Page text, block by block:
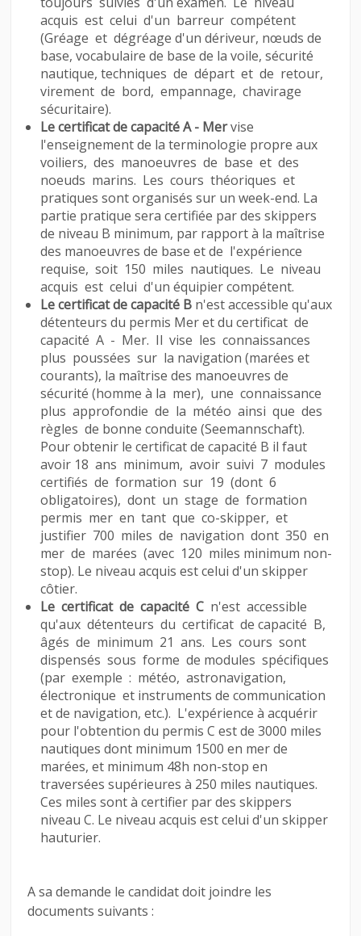
acquis est celui d'un barreur compétent
(Gréage et dégréage d'un dériveur, nœuds de
base, vocabulaire de base de la voile, sécurité
nautique, techniques de départ et de retour,
virement de bord, empannage, chavirage
sécuritaire).
Le certificat de capacité A - Mervise
l'enseignement de la terminologie propre aux
voiliers, des manoeuvres de base et des
noeuds marins. Les cours théoriques et
pratiques sont organisés sur un week-end. La
partie pratique sera certifiée par des skippers
de niveau B minimum, par rapport à la maîtrise
des manoeuvres de base et de l'expérience
requise, soit 150 miles nautiques. Le niveau
acquis est celui d'un équipier compétent.
Le certificat de capacité Bn'est accessible qu'aux
détenteurs du permis Mer et du certificat de
capacité A - Mer. Il vise les connaissances
plus poussées sur la navigation (marées et
courants), la maîtrise des manoeuvres de
sécurité (homme à la mer), une connaissance
plus approfondie de la météo ainsi que des
règles de bonne conduite (Seemannschaft).
Pour obtenir le certificat de capacité B il faut
avoir 18 ans minimum, avoir suivi 7 modules
certifiés de formation sur 19 (dont 6
obligatoires), dont un stage de formation
permis mer en tant que co-skipper, et
justifier 700 miles de navigation dont 350 en
mer de marées (avec 120 miles minimum non-
stop). Le niveau acquis est celui d'un skipper
côtier.
Le certificat de capacité Cn'est accessible
qu'aux détenteurs du certificat de capacité B,
âgés de minimum 21 ans. Les cours sont
dispensés sous forme de modules spécifiques
(par exemple : météo, astronavigation,
électronique et instruments de communication
et de navigation, etc.). L'expérience à acquérir
pour l'obtention du permis C est de 3000 miles
nautiques dont minimum 1500 en mer de
marées, et minimum 48h non-stop en
traversées supérieures à 250 miles nautiques.
Ces miles sont à certifier par des skippers
niveau C. Le niveau acquis est celui d'un skipper
hauturier.
A sa demande le candidat doit joindre les
documents suivants :